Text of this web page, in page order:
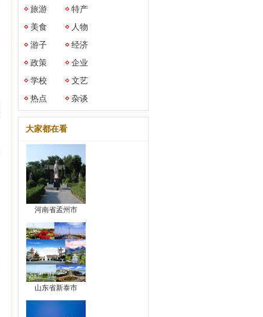
旅游
特产
美食
人物
游子
经济
政策
企业
学校
文艺
热点
杂谈
大家都在看
河南省孟州市
山东省新泰市